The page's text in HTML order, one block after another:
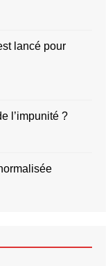
lancé pour
l’impunité ?